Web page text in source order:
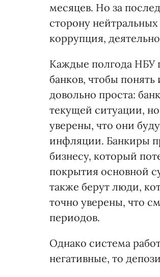
месяцев. Но за
сторону
коррупция,
Каждые полгода НБУ
банков, чтобы
довольно проста:
текущей ситуации,
уверены, что они
инфляции. Банкиры
бизнесу, который
покрытия основной
также берут люди,
точно уверены, что
периодов.
Однако система
негативные, то